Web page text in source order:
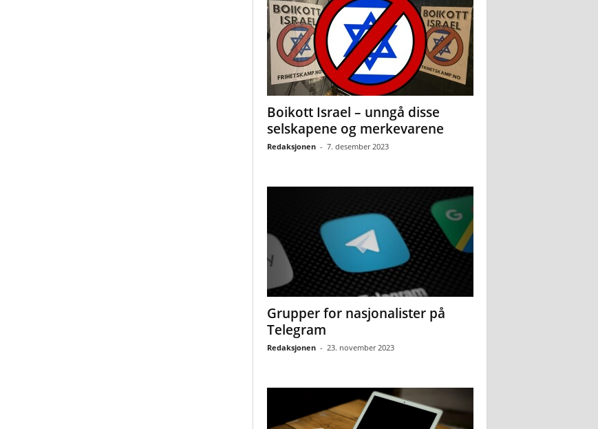
Boikott Israel – unngå disse
selskapene og merkevarene
Redaksjonen - 7. desember 2023
Grupper for nasjonalister på
Telegram
Redaksjonen - 23. november 2023